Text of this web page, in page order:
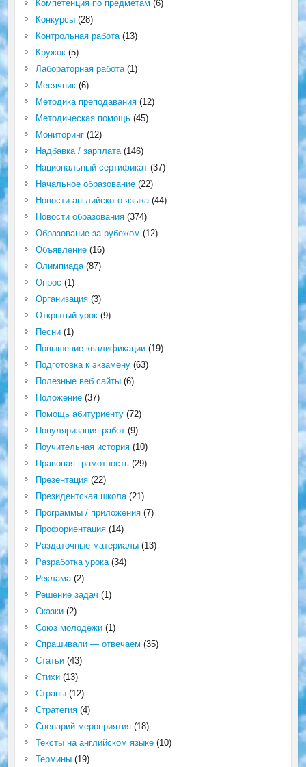
Компетенция по предметам (6)
Конкурсы(28)
Контрольная работа(13)
Кружок(5)
Лабораторная работа(1)
Месячник(6)
Методика преподавания(12)
Методическая помощь(45)
Мониторинг(12)
Надбавка / зарплата(146)
Национальный сертификат(37)
Начальное образование(22)
Новости английского языка(44)
Новости образования(374)
Образование за рубежом (12)
Объявление(16)
Олимпиада(87)
Опрос (1)
Организация(3)
Открытый урок(9)
Песни(1)
Повышение квалификации(19)
Подготовка к экзамену(63)
Полезные веб сайты(6)
Положение(37)
Помощь абитуриенту(72)
Популяризация работ(9)
Поучительная история(10)
Правовая грамотность(29)
Презентация(22)
Президентская школа(21)
Программы / приложения(7)
Профориентация(14)
Раздаточные материалы(13)
Разработка урока(34)
Реклама(2)
Решение задач (1)
Сказки(2)
Союз молодёжи(1)
Спрашивали — отвечаем (35)
Статьи(43)
Стихи(13)
Страны(12)
Стратегия(4)
Сценарий мероприятия(18)
Тексты на английском языке(10)
Термины(19)